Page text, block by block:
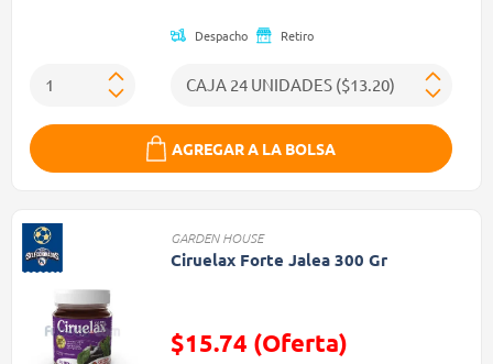
Despacho Retiro
AGREGAR A LA BOLSA
GARDEN HOUSE
Ciruelax Forte Jalea 300 Gr
$15.74 (Oferta)